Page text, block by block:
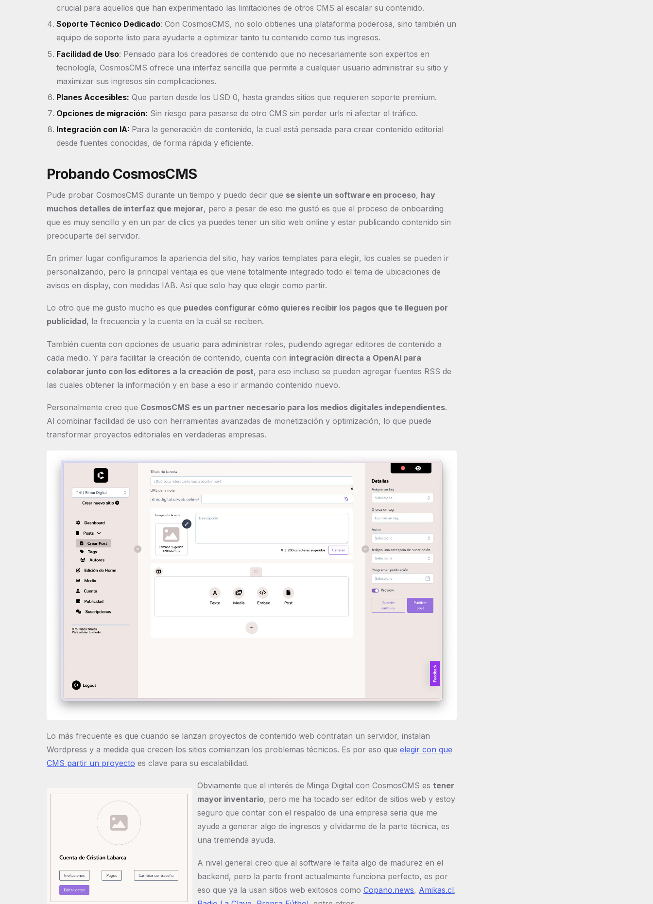
crucial para aquellos que han experimentado las limitaciones de otros CMS al escalar su contenido.
Soporte Técnico Dedicado: Con CosmosCMS, no solo obtienes una plataforma poderosa, sino también un
equipo de soporte listo para ayudarte a optimizar tanto tu contenido como tus ingresos.
Facilidad de Uso: Pensado para los creadores de contenido que no necesariamente son expertos en
tecnología, CosmosCMS ofrece una interfaz sencilla que permite a cualquier usuario administrar su sitio y
maximizar sus ingresos sin complicaciones.
Planes Accesibles: Que parten desde los USD 0, hasta grandes sitios que requieren soporte premium.
Opciones de migración: Sin riesgo para pasarse de otro CMS sin perder urls ni afectar el tráfico.
Integración con IA: Para la generación de contenido, la cual está pensada para crear contenido editorial
desde fuentes conocidas, de forma rápida y eficiente.
Probando CosmosCMS
Pude probar CosmosCMS durante un tiempo y puedo decir que se siente un software en proceso, hay
muchos detalles de interfaz que mejorar, pero a pesar de eso me gustó es que el proceso de onboarding
que es muy sencillo y en un par de clics ya puedes tener un sitio web online y estar publicando contenido sin
preocuparte del servidor.
En primer lugar configuramos la apariencia del sitio, hay varios templates para elegir, los cuales se pueden ir
personalizando, pero la principal ventaja es que viene totalmente integrado todo el tema de ubicaciones de
avisos en display, con medidas IAB. Así que solo hay que elegir como partir.
Lo otro que me gusto mucho es que puedes configurar cómo quieres recibir los pagos que te lleguen por
publicidad, la frecuencia y la cuenta en la cuál se reciben.
También cuenta con opciones de usuario para administrar roles, pudiendo agregar editores de contenido a
cada medio. Y para facilitar la creación de contenido, cuenta con integración directa a OpenAI para
colaborar junto con los editores a la creación de post, para eso incluso se pueden agregar fuentes RSS de
las cuales obtener la información y en base a eso ir armando contenido nuevo.
Personalmente creo que CosmosCMS es un partner necesario para los medios digitales independientes.
Al combinar facilidad de uso con herramientas avanzadas de monetización y optimización, lo que puede
transformar proyectos editoriales en verdaderas empresas.
Lo más frecuente es que cuando se lanzan proyectos de contenido web contratan un servidor, instalan
Wordpress y a medida que crecen los sitios comienzan los problemas técnicos. Es por eso que elegir con que
CMS partir un proyecto es clave para su escalabilidad.
Obviamente que el interés de Minga Digital con CosmosCMS es tener
mayor inventario, pero me ha tocado ser editor de sitios web y estoy
seguro que contar con el respaldo de una empresa seria que me
ayude a generar algo de ingresos y olvidarme de la parte técnica, es
una tremenda ayuda.
A nivel general creo que al software le falta algo de madurez en el
backend, pero la parte front actualmente funciona perfecto, es por
eso que ya la usan sitios web exitosos como Copano.news, Amikas.cl,